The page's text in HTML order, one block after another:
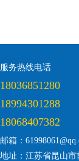
服务热线电话
18036851280
18994301288
18068407382
邮箱：
地址：江苏省昆山市